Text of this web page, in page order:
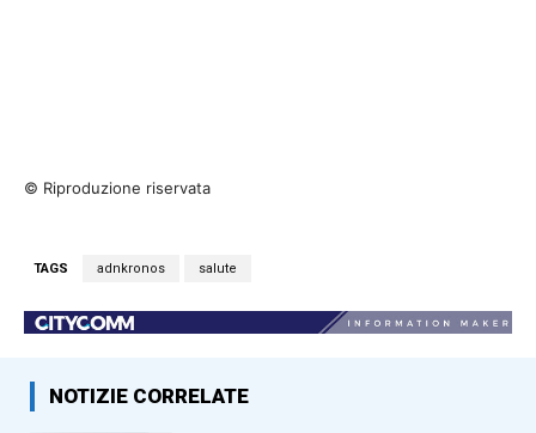
© Riproduzione riservata
TAGS adnkronos salute
NOTIZIE CORRELATE